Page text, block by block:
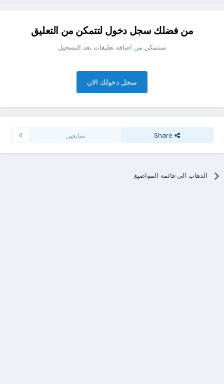
من فضلك سجل دخول لتتمكن من التعليق
ستتمكن من اضافه تعليقات بعد التسجيل
سجل دخولك الان
Share متابعين 0
الذهاب الي قائمه المواضيع